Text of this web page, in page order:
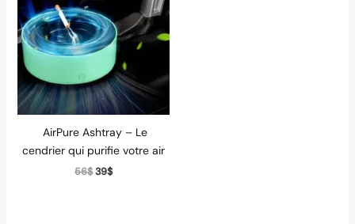
️ AirPure Ashtray – Le
cendrier qui purifie votre air
56$ 39$